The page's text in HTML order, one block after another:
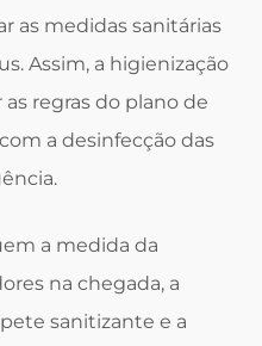
as medidas sanitárias
Assim, a higienização
regras do plano de
a desinfecção das
a medida da
na chegada, a
sanitizante e a